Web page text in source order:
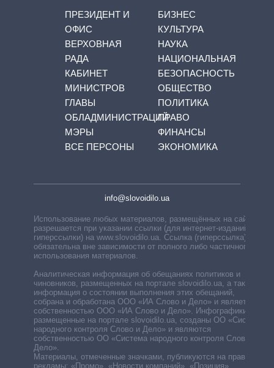
ПРЕЗИДЕНТ И
ОФИС
ВЕРХОВНАЯ
РАДА
КАБИНЕТ
МИНИСТРОВ
ГЛАВЫ
ОБЛАДМИНИСТРАЦИЙ
МЭРЫ
ВСЕ ПЕРСОНЫ
БИЗНЕС
КУЛЬТУРА
НАУКА
НАЦИОНАЛЬНАЯ
БЕЗОПАСНОСТЬ
ОБЩЕСТВО
ПОЛИТИКА
ПРАВО
ФИНАНСЫ
ЭКОНОМИКА
info@slovoidilo.ua
Использование любых материалов, размещённых на сайте,
разрешается при указании ссылки (для интернет-изданий —
гиперссылки) на www.slovoidilo.ua. Ссылка (гиперссылка)
обязательна вне зависимости от полного либо частичного
использования материалов.
Аналитическая информация об обещаниях политиков и
чиновников, размещенных на портале slovoidilo.ua, а также
информация о состоянии выполнения этих обещаний,
собрана и обработана ООО «ИА Слово и Дело» и является
собственностью ООО «ИА Слово и Дело». Инфографики,
размещенные на портале slovoidilo.ua, созданы ОО «Система
народного контроля Слово и Дело» и являются
собственностью ОО «Система народного контроля Слово и
Дело».
Материалы, отмеченные значками, публикуются на правах
рекламы: «Промо», «Новости компаний», «Позиция»,